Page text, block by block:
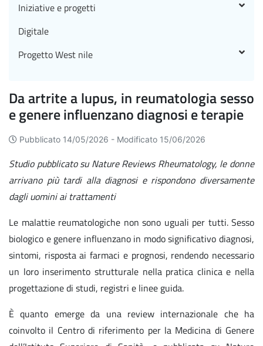
Da artrite a lupus, in reumatologia sesso
e genere influenzano diagnosi e terapie
Pubblicato 14/05/2026 - Modificato 15/06/2026
Studio pubblicato su Nature Reviews Rheumatology, le donne
arrivano più tardi alla diagnosi e rispondono diversamente
dagli uomini ai trattamenti
Le malattie reumatologiche non sono uguali per tutti. Sesso
biologico e genere influenzano in modo significativo diagnosi,
sintomi, risposta ai farmaci e prognosi, rendendo necessario
un loro inserimento strutturale nella pratica clinica e nella
progettazione di studi, registri e linee guida.
È quanto emerge da una review internazionale che ha
coinvolto il Centro di riferimento per la Medicina di Genere
Iniziative e progetti
Digitale
Progetto West nile